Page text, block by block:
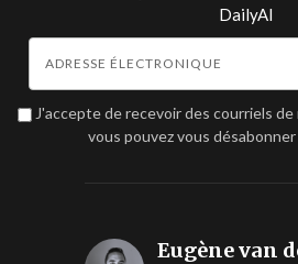
DailyAI
J'accepte de recevoir des courriels
vous pouvez vous
Eugène van